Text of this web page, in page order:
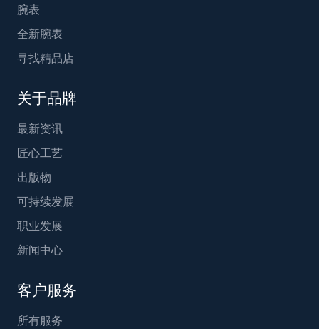
腕表
全新腕表
寻找精品店
关于品牌
最新资讯
匠心工艺
出版物
可持续发展
职业发展
新闻中心
客户服务
所有服务